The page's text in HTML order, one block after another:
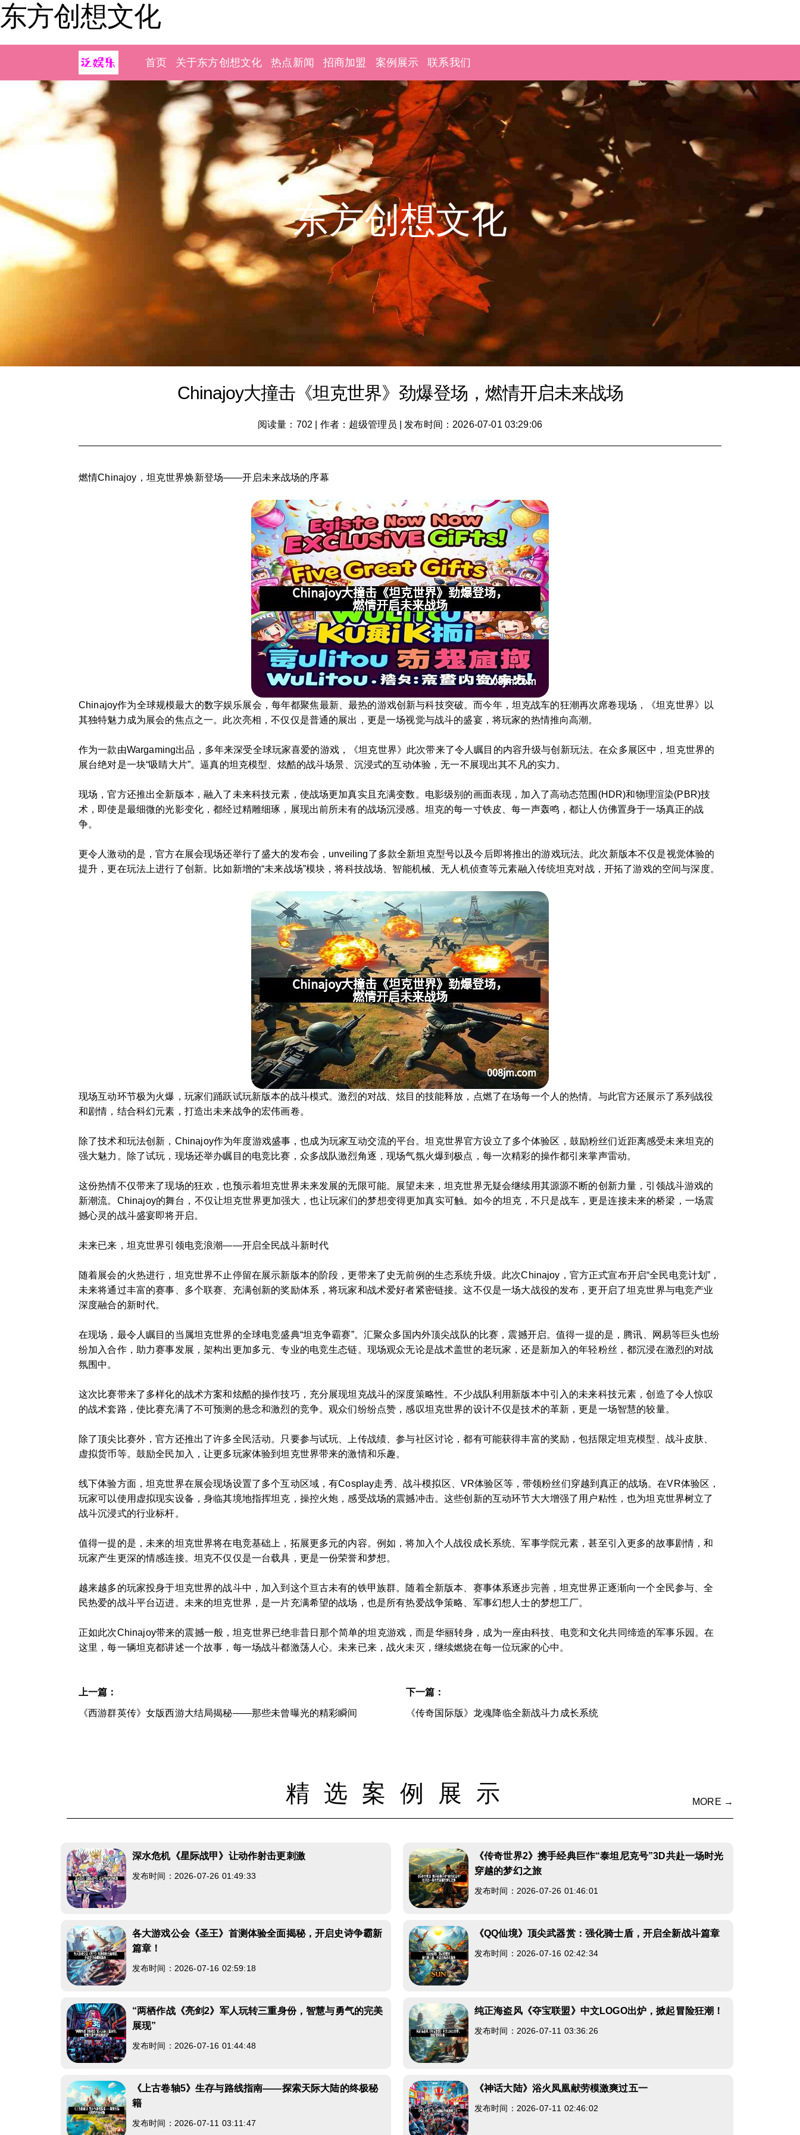
东方创想文化
首页 关于东方创想文化 热点新闻 招商加盟 案例展示 联系我们
东方创想文化
Chinajoy大撞击《坦克世界》劲爆登场，燃情开启未来战场
阅读量：702 作者：超级管理员 发布时间：2026-07-01 03:29:06
燃情Chinajoy，坦克世界焕新登场——开启未来战场的序幕
Chinajoy作为全球规模最大的数字娱乐展会，每年都聚焦最新、最热的游戏创新与科技突破。而今年，坦克战车的狂潮再次席卷现场，《坦克世界》以
其独特魅力成为展会的焦点之一。此次亮相，不仅仅是普通的展出，更是一场视觉与战斗的盛宴，将玩家的热情推向高潮。
作为一款由Wargaming出品，多年来深受全球玩家喜爱的游戏，《坦克世界》此次带来了令人瞩目的内容升级与创新玩法。在众多展区中，坦克世界的
展台绝对是一块“吸睛大片”。逼真的坦克模型、炫酷的战斗场景、沉浸式的互动体验，无一不展现出其不凡的实力。
现场，官方还推出全新版本，融入了未来科技元素，使战场更加真实且充满变数。电影级别的画面表现，加入了高动态范围(HDR)和物理渲染(PBR)技
术，即使是最细微的光影变化，都经过精雕细琢，展现出前所未有的战场沉浸感。坦克的每一寸铁皮、每一声轰鸣，都让人仿佛置身于一场真正的战
争。
更令人激动的是，官方在展会现场还举行了盛大的发布会，unveiling了多款全新坦克型号以及今后即将推出的游戏玩法。此次新版本不仅是视觉体验的
提升，更在玩法上进行了创新。比如新增的“未来战场”模块，将科技战场、智能机械、无人机侦查等元素融入传统坦克对战，开拓了游戏的空间与深度。
现场互动环节极为火爆，玩家们踊跃试玩新版本的战斗模式。激烈的对战、炫目的技能释放，点燃了在场每一个人的热情。与此官方还展示了系列战役
和剧情，结合科幻元素，打造出未来战争的宏伟画卷。
除了技术和玩法创新，Chinajoy作为年度游戏盛事，也成为玩家互动交流的平台。坦克世界官方设立了多个体验区，鼓励粉丝们近距离感受未来坦克的
强大魅力。除了试玩，现场还举办瞩目的电竞比赛，众多战队激烈角逐，现场气氛火爆到极点，每一次精彩的操作都引来掌声雷动。
这份热情不仅带来了现场的狂欢，也预示着坦克世界未来发展的无限可能。展望未来，坦克世界无疑会继续用其源源不断的创新力量，引领战斗游戏的
新潮流。Chinajoy的舞台，不仅让坦克世界更加强大，也让玩家们的梦想变得更加真实可触。如今的坦克，不只是战车，更是连接未来的桥梁，一场震
撼心灵的战斗盛宴即将开启。
未来已来，坦克世界引领电竞浪潮——开启全民战斗新时代
随着展会的火热进行，坦克世界不止停留在展示新版本的阶段，更带来了史无前例的生态系统升级。此次Chinajoy，官方正式宣布开启“全民电竞计划”，
未来将通过丰富的赛事、多个联赛、充满创新的奖励体系，将玩家和战术爱好者紧密链接。这不仅是一场大战役的发布，更开启了坦克世界与电竞产业
深度融合的新时代。
在现场，最令人瞩目的当属坦克世界的全球电竞盛典“坦克争霸赛”。汇聚众多国内外顶尖战队的比赛，震撼开启。值得一提的是，腾讯、网易等巨头也纷
纷加入合作，助力赛事发展，架构出更加多元、专业的电竞生态链。现场观众无论是战术盖世的老玩家，还是新加入的年轻粉丝，都沉浸在激烈的对战
氛围中。
这次比赛带来了多样化的战术方案和炫酷的操作技巧，充分展现坦克战斗的深度策略性。不少战队利用新版本中引入的未来科技元素，创造了令人惊叹
的战术套路，使比赛充满了不可预测的悬念和激烈的竞争。观众们纷纷点赞，感叹坦克世界的设计不仅是技术的革新，更是一场智慧的较量。
除了顶尖比赛外，官方还推出了许多全民活动。只要参与试玩、上传战绩、参与社区讨论，都有可能获得丰富的奖励，包括限定坦克模型、战斗皮肤、
虚拟货币等。鼓励全民加入，让更多玩家体验到坦克世界带来的激情和乐趣。
线下体验方面，坦克世界在展会现场设置了多个互动区域，有Cosplay走秀、战斗模拟区、VR体验区等，带领粉丝们穿越到真正的战场。在VR体验区，
玩家可以使用虚拟现实设备，身临其境地指挥坦克，操控火炮，感受战场的震撼冲击。这些创新的互动环节大大增强了用户粘性，也为坦克世界树立了
战斗沉浸式的行业标杆。
值得一提的是，未来的坦克世界将在电竞基础上，拓展更多元的内容。例如，将加入个人战役成长系统、军事学院元素，甚至引入更多的故事剧情，和
玩家产生更深的情感连接。坦克不仅仅是一台载具，更是一份荣誉和梦想。
越来越多的玩家投身于坦克世界的战斗中，加入到这个亘古未有的铁甲族群。随着全新版本、赛事体系逐步完善，坦克世界正逐渐向一个全民参与、全
民热爱的战斗平台迈进。未来的坦克世界，是一片充满希望的战场，也是所有热爱战争策略、军事幻想人士的梦想工厂。
正如此次Chinajoy带来的震撼一般，坦克世界已绝非昔日那个简单的坦克游戏，而是华丽转身，成为一座由科技、电竞和文化共同缔造的军事乐园。在
这里，每一辆坦克都讲述一个故事，每一场战斗都激荡人心。未来已来，战火未灭，继续燃烧在每一位玩家的心中。
上一篇：
《西游群英传》女版西游大结局揭秘——那些未曾曝光的精彩瞬间
下一篇：
《传奇国际版》龙魂降临全新战斗力成长系统
精选案例展示 MORE →
深水危机《星际战甲》让动作射击更刺激
发布时间：2026-07-26 01:49:33
《传奇世界2》携手经典巨作“泰坦尼克号”3D共赴一场时光
穿越的梦幻之旅
发布时间：2026-07-26 01:46:01
各大游戏公会《圣王》首测体验全面揭秘，开启史诗争霸新
篇章！
发布时间：2026-07-16 02:59:18
《QQ仙境》顶尖武器赏：强化骑士盾，开启全新战斗篇章
发布时间：2026-07-16 02:42:34
“两栖作战《亮剑2》军人玩转三重身份，智慧与勇气的完美
展现”
发布时间：2026-07-16 01:44:48
纯正海盗风《夺宝联盟》中文LOGO出炉，掀起冒险狂潮！
发布时间：2026-07-11 03:36:26
《上古卷轴5》生存与路线指南——探索天际大陆的终极秘
籍
发布时间：2026-07-11 03:11:47
《神话大陆》浴火凤凰献劳模激爽过五一
发布时间：2026-07-11 02:46:02